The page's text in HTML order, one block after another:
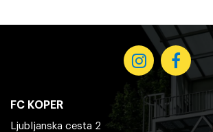
FC KOPER
Ljubljanska cesta 2